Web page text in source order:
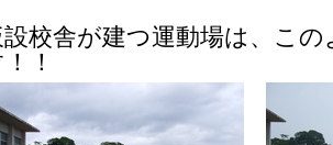
校舎が建つ運動場は、こ
！